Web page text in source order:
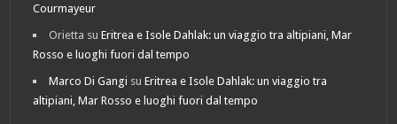
Courmayeur
Orietta suEritrea e Isole Dahlak: un viaggio tra altipiani, Mar
Rosso e luoghi fuori dal tempo
Marco Di Gangi suEritrea e Isole Dahlak: un viaggio tra
altipiani, Mar Rosso e luoghi fuori dal tempo